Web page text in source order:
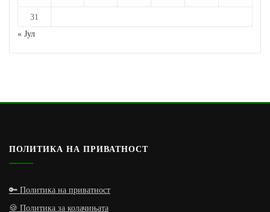
31
« Јул
ПОЛИТИКА НА ПРИВАТНОСТ
🔑 Политика на приватност
🍪 Политика за колачињата